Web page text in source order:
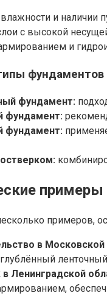
и наличии
с высокой
и
фундаментов
фундамент:
фундамент:
фундамент:
примеров,
в Московской
в Ленинградской